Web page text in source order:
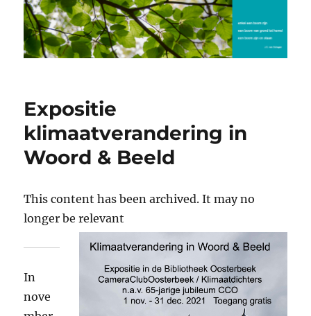
Expositie
klimaatverandering in
Woord & Beeld
This content has been archived. It may no
longer be relevant
In
nove